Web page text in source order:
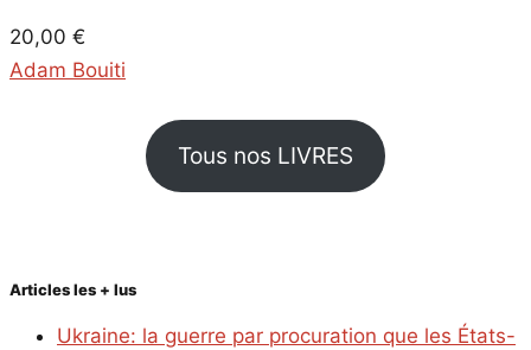
20,00 €
Adam Bouiti
Tous nos LIVRES
Articles les + lus
Ukraine: la guerre par procuration que les États-